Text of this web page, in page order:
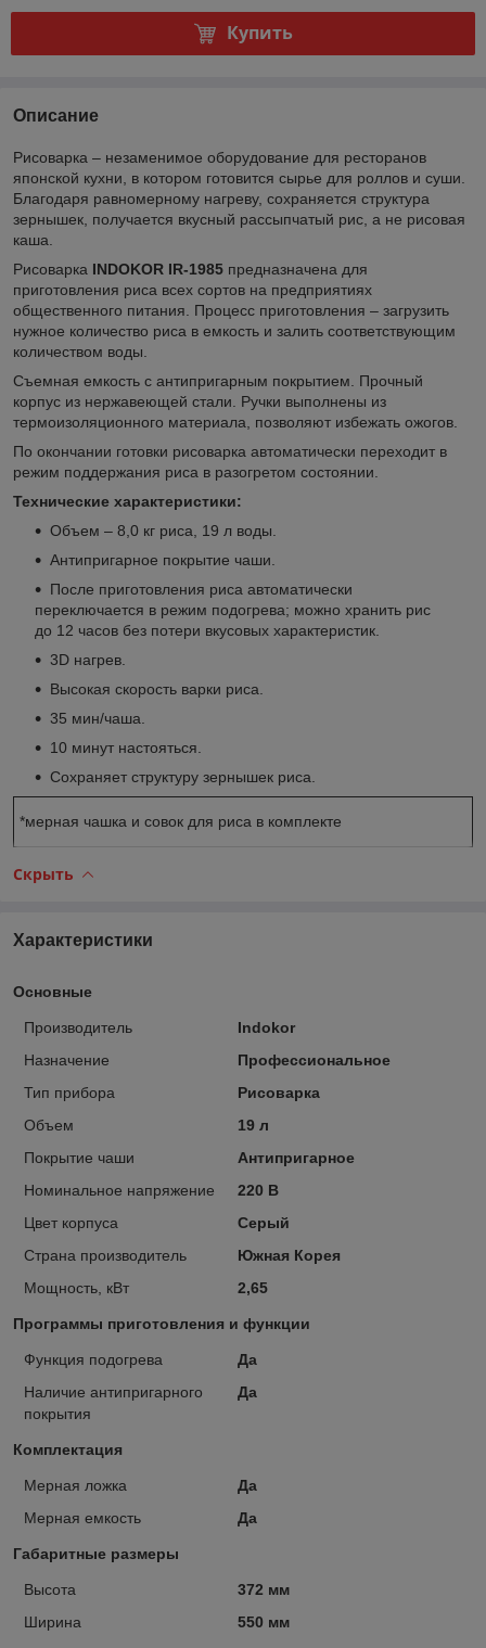
Купить
Описание
Рисоварка – незаменимое оборудование для ресторанов
японской кухни, в котором готовится сырье для роллов и суши.
Благодаря равномерному нагреву, сохраняется структура
зернышек, получается вкусный рассыпчатый рис, а не рисовая
каша.
Рисоварка INDOKOR IR-1985 предназначена для
приготовления риса всех сортов на предприятиях
общественного питания. Процесс приготовления – загрузить
нужное количество риса в емкость и залить соответствующим
количеством воды.
Съемная емкость с антипригарным покрытием. Прочный
корпус из нержавеющей стали. Ручки выполнены из
термоизоляционного материала, позволяют избежать ожогов.
По окончании готовки рисоварка автоматически переходит в
режим поддержания риса в разогретом состоянии.
Технические характеристики:
Объем – 8,0 кг риса, 19 л воды.
Антипригарное покрытие чаши.
После приготовления риса автоматически
переключается в режим подогрева; можно хранить рис
до 12 часов без потери вкусовых характеристик.
3D нагрев.
Высокая скорость варки риса.
35 мин/чаша.
10 минут настояться.
Сохраняет структуру зернышек риса.
*мерная чашка и совок для риса в комплекте
Скрыть
Характеристики
Основные
Производитель
Indokor
Назначение
Профессиональное
Тип прибора
Рисоварка
Объем
19 л
Покрытие чаши
Антипригарное
Номинальное напряжение
220 В
Цвет корпуса
Серый
Страна производитель
Южная Корея
Мощность, кВт
2,65
Программы приготовления и функции
Функция подогрева
Да
Наличие антипригарного
покрытия
Да
Комплектация
Мерная ложка
Да
Мерная емкость
Да
Габаритные размеры
Высота
372 мм
Ширина
550 мм